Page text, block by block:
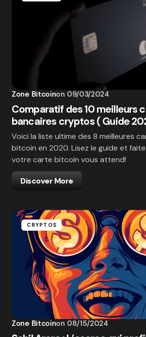
Zone Bitcoinon 09/03/2024
Comparatif des 10 meilleurs
bancaires cryptos ( Guide
Voici la liste ultime des 8 meilleures
bitcoin en 2020. Lisez le guide et
votre carte bitcoin vous attend!
Discover More
CRYPTOS
Zone Bitcoinon 08/15/2024